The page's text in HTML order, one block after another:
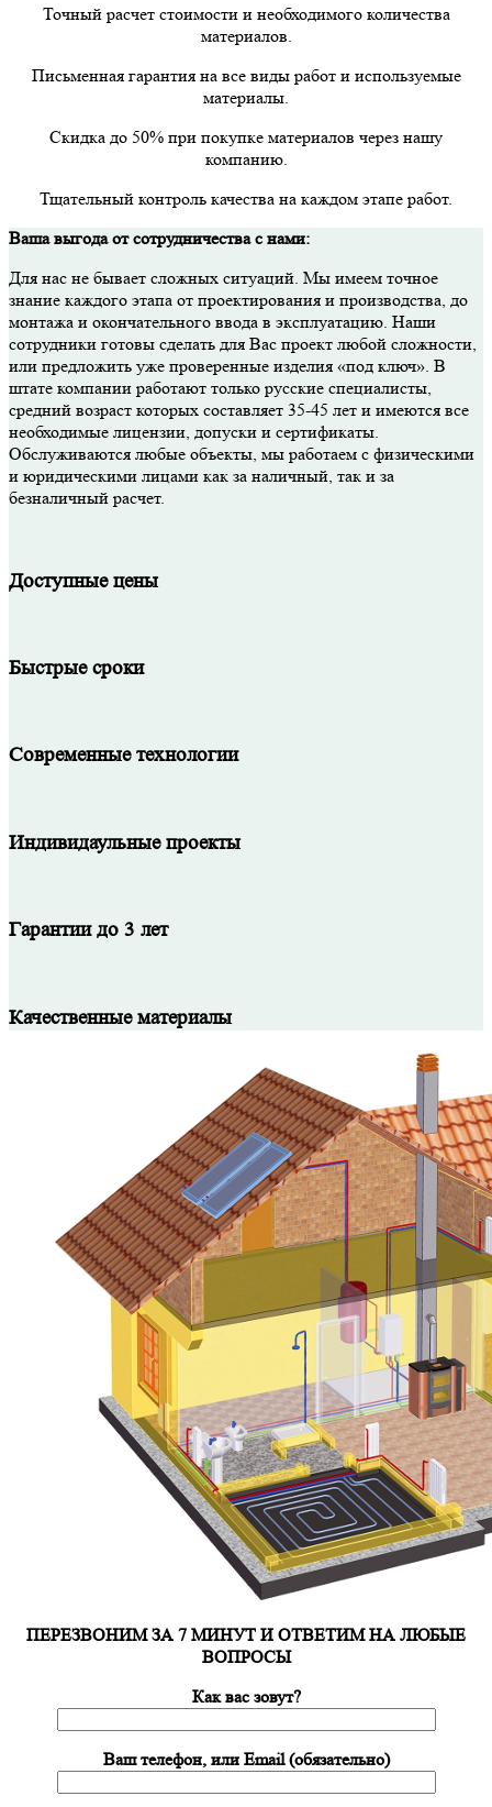
Точный расчет стоимости и необходимого количества
материалов.
Письменная гарантия на все виды работ и используемые
материалы.
Скидка до 50% при покупке материалов через нашу
компанию.
Тщательный контроль качества на каждом этапе работ.
Ваша выгода от сотрудничества с нами:
Для нас не бывает сложных ситуаций. Мы имеем точное
знание каждого этапа от проектирования и производства, до
монтажа и окончательного ввода в эксплуатацию. Наши
сотрудники готовы сделать для Вас проект любой сложности,
или предложить уже проверенные изделия «под ключ». В
штате компании работают только русские специалисты,
средний возраст которых составляет 35-45 лет и имеются все
необходимые лицензии, допуски и сертификаты.
Обслуживаются любые объекты, мы работаем с физическими
и юридическими лицами как за наличный, так и за
безналичный расчет.
Доступные цены
Быстрые сроки
Современные технологии
Индивидаульные проекты
Гарантии до 3 лет
Качественные материалы
ПЕРЕЗВОНИМ ЗА 7 МИНУТ И ОТВЕТИМ НА ЛЮБЫЕ
ВОПРОСЫ
Как вас зовут?
Ваш телефон, или Email (обязательно)